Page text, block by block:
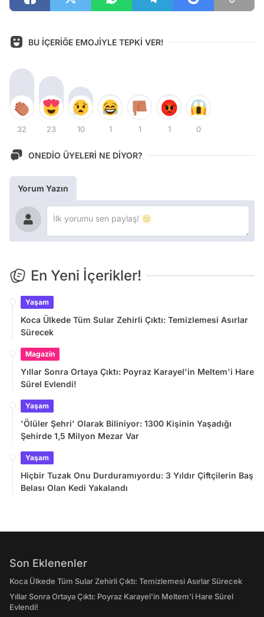
BU İÇERİĞE EMOJİYLE TEPKİ VER!
32 23 10 1 1 1 0
ONEDİO ÜYELERİ NE DİYOR?
Yorum Yazın
En Yeni İçerikler!
Yaşam
Koca Ülkede Tüm Sular Zehirli Çıktı: Temizlemesi Asırlar
Sürecek
Magazin
Yıllar Sonra Ortaya Çıktı: Poyraz Karayel'in Meltem'i Hare
Sürel Evlendi!
Yaşam
'Ölüler Şehri' Olarak Biliniyor: 1300 Kişinin Yaşadığı
Şehirde 1,5 Milyon Mezar Var
Yaşam
Hiçbir Tuzak Onu Durduramıyordu: 3 Yıldır Çiftçilerin Baş
Belası Olan Kedi Yakalandı
Son Eklenenler
Koca Ülkede Tüm Sular Zehirli Çıktı: Temizlemesi Asırlar Sürecek
Yıllar Sonra Ortaya Çıktı: Poyraz Karayel'in Meltem'i Hare Sürel
Evlendi!